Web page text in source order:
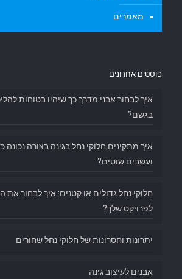
מאמרים
פוסטים אחרונים
איך לבחור אבני מדרך כך שיהיו בטוחות
בגשם?
איך מתקינים חלוקי נחל בגינה בצורה נכונה
ועשבים שוטים?
חלוקי נחל גדולים או קטנים: איך לבחור את
לפרויקט שלך?
יתרונות וחסרונות של חלוקי נחל שחורים
אבנים לעיצוב גינה